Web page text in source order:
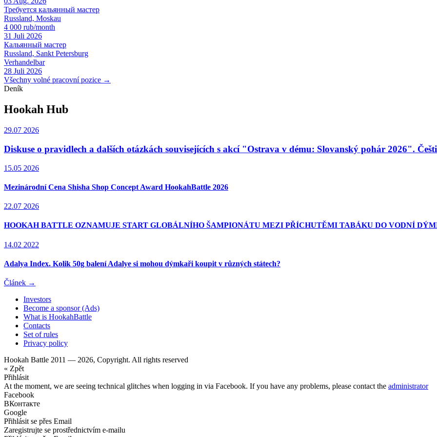
Требуется кальянный мастер
Russland, Moskau
4 000 rub/month
31 Juli 2026
Кальянный мастер
Russland, Sankt Petersburg
Verhandelbar
28 Juli 2026
Všechny volné pracovní pozice →
Deník
Hookah Hub
29.07 2026
Diskuse o pravidlech a dalších otázkách souvisejících s akcí "Ostrava v dému: Slovanský pohár 2026".
15.05 2026
Mezinárodní Cena Shisha Shop Concept Award HookahBattle 2026
22.07 2026
HOOKAH BATTLE OZNAMUJE START GLOBÁLNÍHO ŠAMPIONÁTU MEZI PŘÍCHUTĚMI TABÁKU DO VODNÍ
14.02 2022
Adalya Index. Kolik 50g balení Adalye si mohou dýmkaři koupit v různých státech?
Článek →
Investors
Become a sponsor (Ads)
What is HookahBattle
Contacts
Set of rules
Privacy policy
Hookah Battle 2011 — 2026, Copyright. All rights reserved
« Zpět
Přihlásit
At the moment, we are seeing technical glitches when logging in via Facebook. If you have any problems, please contact the administrator
Facebook
ВКонтакте
Google
Přihlásit se přes Email
Zaregistrujte se prostřednictvím e-mailu